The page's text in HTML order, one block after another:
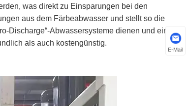
was direkt zu Einsparungen bei den
aus dem Färbeabwasser und stellt so die
Discharge“-Abwassersysteme dienen und einen
als auch kostengünstig.
E-Mail